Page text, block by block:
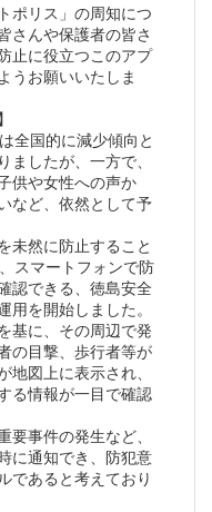
ポリス」の周知につ
さんや保護者の皆さ
止に役立つこのアプ
うお願いいたしま
全国的に減少傾向と
したが、一方で、
供や女性への声か
など、依然として予
未然に防止すること
スマートフォンで防
認できる、徳島安全
を開始しました。
基に、その周辺で発
の目撃、歩行者等が
図上に表示され、
る情報が一目で確認
事件の発生など、
に通知でき、防犯意
であると考えており